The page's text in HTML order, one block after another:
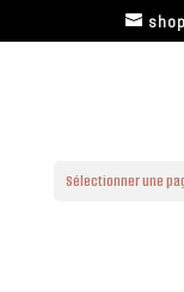
Sélectionner une